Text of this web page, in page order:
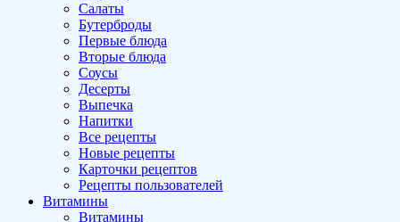
Салаты
Бутерброды
Первые блюда
Вторые блюда
Соусы
Десерты
Выпечка
Напитки
Все рецепты
Новые рецепты
Карточки рецептов
Рецепты пользователей
Витамины
Витамины